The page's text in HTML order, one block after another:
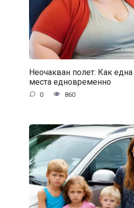
Неочакван полет: Как
места едновременно
0 860